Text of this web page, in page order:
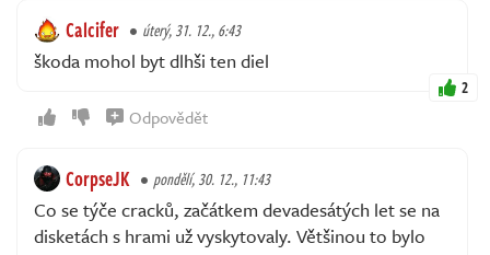
Calcifer úterý, 31. 12., 6:43
škoda mohol byt dlhši ten diel
2
Odpovědět
CorpseJK pondělí, 30. 12., 11:43
Co se týče cracků, začátkem devadesátých let se na
disketách s hrami už vyskytovaly. Většinou to bylo